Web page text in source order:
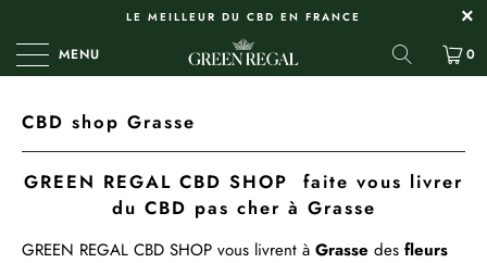
LE MEILLEUR DU CBD EN FRANCE
MENU 0
CBD shop Grasse
GREEN REGAL CBD SHOP faite vous livrer
du CBD pas cher à Grasse
GREEN REGAL CBD SHOP vous livrent à Grasse des fleurs